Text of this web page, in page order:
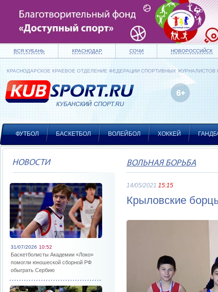
ВСЯ КУБАНЬ КРАСНОДАР СОЧИ НОВОРОССИЙСК
КРАСНОДАРСКОЕ КРАЕВОЕ ОТДЕЛЕНИЕ ФЕДЕРАЦИИ СПОРТИВНЫХ ЖУРНАЛИСТОВ
ФУТБОЛ БАСКЕТБОЛ ВОЛЕЙБОЛ ХОККЕЙ
НОВОСТИ
31/07/2026 10:52
Баскетболисты Академии «Локо»
помогли юношеской сборной РФ
обыграть Сербию
ВОЛЬНАЯ БОРЬБА
14/05/2021 15:15
Крыловские